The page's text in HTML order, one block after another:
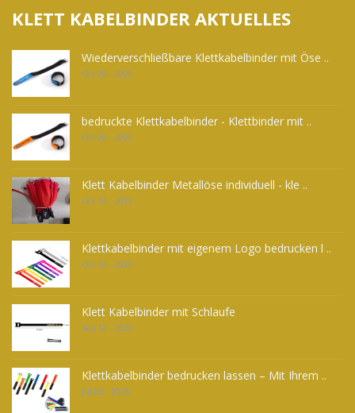
KLETT KABELBINDER AKTUELLES
Wiederverschließbare Klettkabelbinder mit Öse ..
Oct 20 - 2025
bedruckte Klettkabelbinder - Klettbinder mit ..
Oct 20 - 2025
Klett Kabelbinder Metallöse individuell - kle ..
Oct 12 - 2025
Klettkabelbinder mit eigenem Logo bedrucken l ..
Oct 12 - 2025
Klett Kabelbinder mit Schlaufe
Sep 12 - 2025
Klettkabelbinder bedrucken lassen – Mit Ihrem ..
Jul 05 - 2025